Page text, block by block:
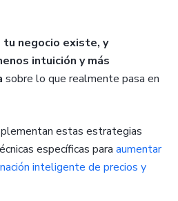
tu negocio existe, y
intuición y más
sobre lo que realmente pasa en
estas estrategias
específicas para aumentar
inteligente de precios y